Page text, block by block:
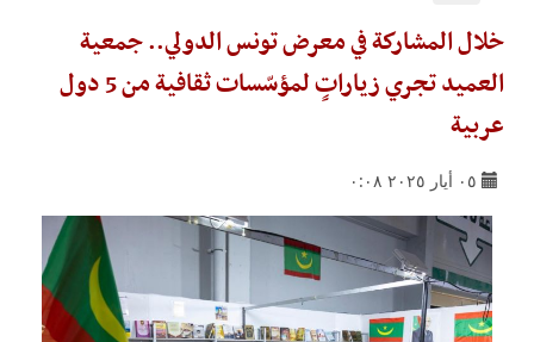
خلال المشاركة في معرض تونس الدولي.. جمعية
العميد تجري زياراتٍ لمؤسّسات ثقافية من 5 دول
عربية
٠٥ أيار ٢٠٢٥ ٠:٠٨